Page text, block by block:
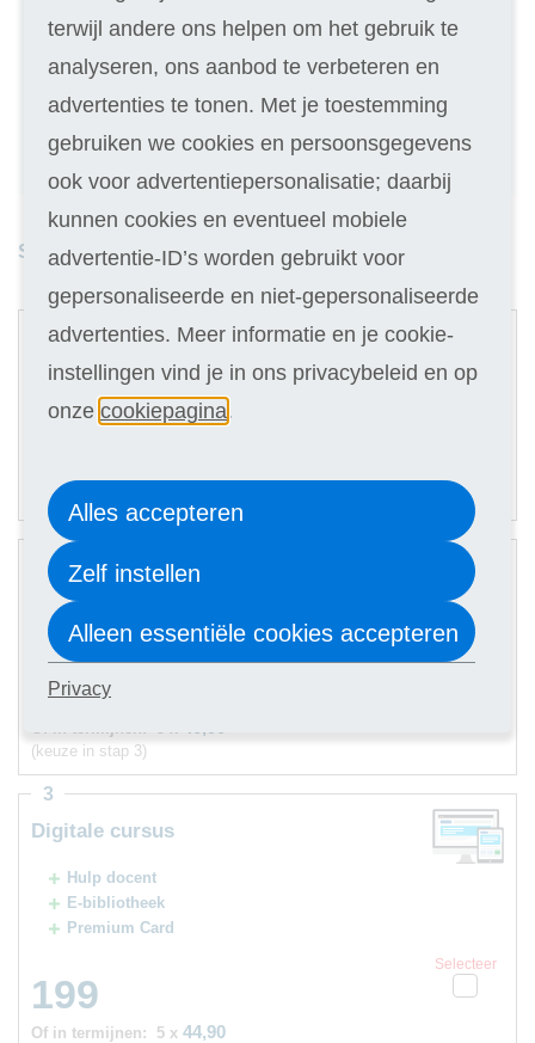
Kies de variant die bij je past
Geen inschrijfgeld (elders € 30,-)
14 dagen vrijblijvend proberen
Geld terug als je niet slaagt
Studieduur: 5 maanden
Digitale cursus
139
(keuze in stap 3)
1
Digitale cursus
Hulp docent
179
Selecteer
(keuze in stap 3)
Digitale cursus
Hulp docent
E-bibliotheek
Premium Card
199
Selecteer
Of in termijnen: 5 x 44,90
3
terwijl andere ons helpen om het gebruik te
analyseren, ons aanbod te verbeteren en
advertenties te tonen. Met je toestemming
gebruiken we cookies en persoonsgegevens
ook voor advertentiepersonalisatie; daarbij
kunnen cookies en eventueel mobiele
advertentie-ID’s worden gebruikt voor
gepersonaliseerde en niet-gepersonaliseerde
advertenties. Meer informatie en je cookie-
instellingen vind je in ons privacybeleid en op
onze cookiepagina.
Alles accepteren
Zelf instellen
Alleen essentiële cookies accepteren
Privacy